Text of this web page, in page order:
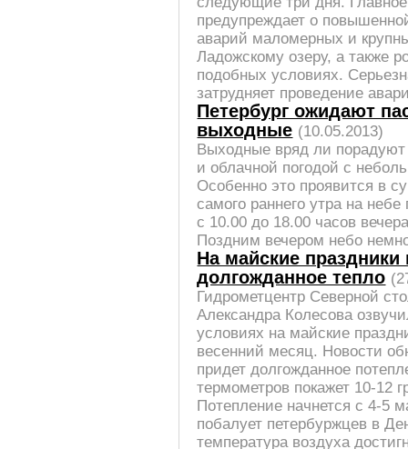
предупреждает о
аварий маломерных и
Ладожскому озеру, а также
подобных условиях.
затрудняет проведение
Петербург ожидают
выходные (10.05.2013)
Выходные вряд ли
и облачной погодой с
Особенно это проявится в
самого раннего утра на
с 10.00 до 18.00 часов
Поздним вечером небо
На майские праздники
долгожданное тепло
Гидрометцентр Cеверной
Александра Колесова
условиях на майские
весенний месяц. Новости
придет долгожданное
термометров покажет 10-12
Потепление начнется с 4-5
побалует петербуржцев в
температура воздуха